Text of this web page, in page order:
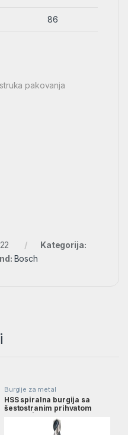
86
pakovanja
Kategorija:
Bosch
Burgije za metal
HSS spiralna burgija sa
šestostranim prihvatom
9,0mm | 2608577062